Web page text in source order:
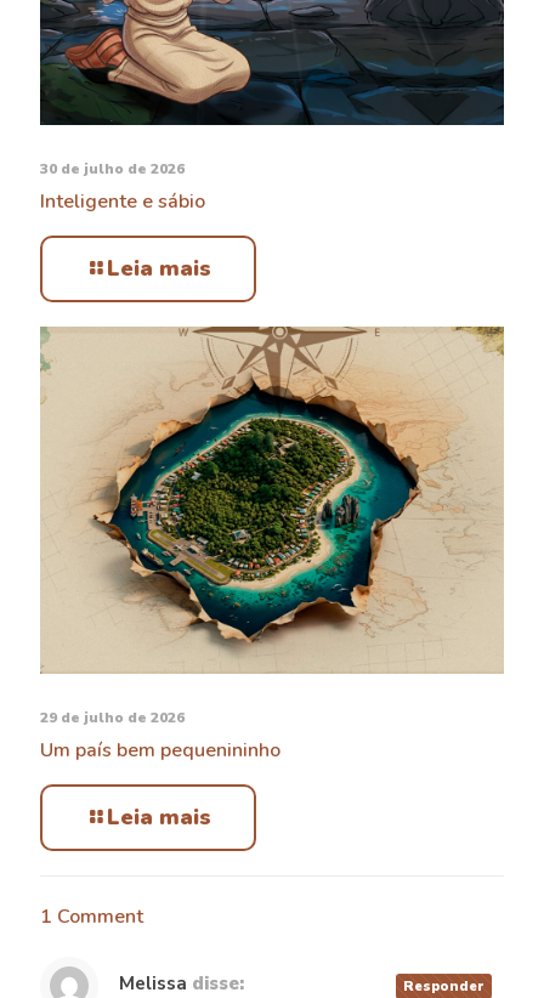
30 de julho de 2026
Inteligente e sábio
Leia mais
29 de julho de 2026
Um país bem pequenininho
Leia mais
1 Comment
Melissa disse: Responder